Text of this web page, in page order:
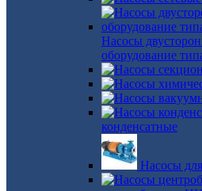
Насосы
оборудование
конденсатные
Насосы